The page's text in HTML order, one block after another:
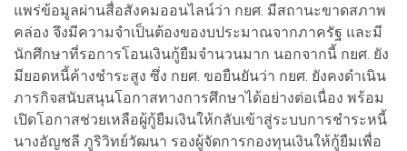
แพร่ข้อมูลผ่านสื่อสังคมออนไลน์ว่า กยศ. มีสถานะขาดสภาพ
คล่อง จึงมีความจำเป็นต้องของบประมาณจากภาครัฐ และมี
นักศึกษาที่รอการโอนเงินกู้ยืมจำนวนมาก นอกจากนี้ กยศ. ยัง
มียอดหนี้ค้างชำระสูง ซึ่ง กยศ. ขอยืนยันว่า กยศ. ยังคงดำเนิน
ภารกิจสนับสนุนโอกาสทางการศึกษาได้อย่างต่อเนื่อง พร้อม
เปิดโอกาสช่วยเหลือผู้กู้ยืมเงินให้กลับเข้าสู่ระบบการชำระหนี้
นางอัญชลี ภูริวิทย์วัฒนา รองผู้จัดการกองทุนเงินให้กู้ยืมเพื่อ